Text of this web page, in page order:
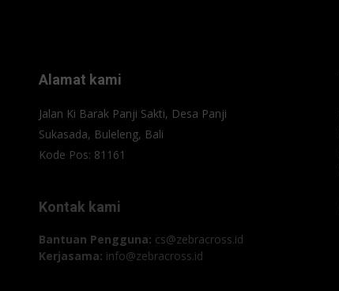
Alamat kami
Jalan Ki Barak Panji Sakti, Desa Panji
Sukasada, Buleleng, Bali
Kode Pos: 81161
Kontak kami
Bantuan Pengguna: cs@zebracross.id
Kerjasama: info@zebracross.id